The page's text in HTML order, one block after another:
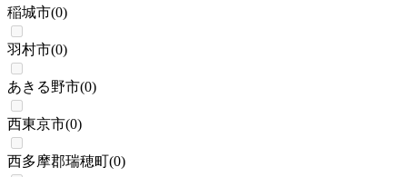
稲城市(0)
羽村市(0)
あきる野市(0)
西東京市(0)
西多摩郡瑞穂町(0)